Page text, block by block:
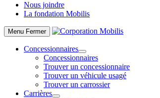
Nous joindre
La fondation Mobilis
Menu Fermer
Concessionnaires
Concessionnaires
Trouver un concessionnaire
Trouver un véhicule usagé
Trouver un carrossier
Carrières